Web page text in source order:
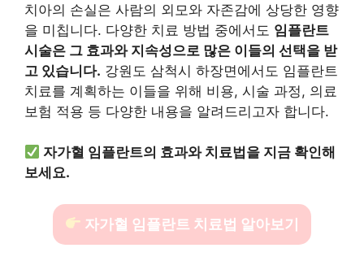
치아의 손실은 사람의 외모와 자존감에 상당한 영향
을 미칩니다. 다양한 치료 방법 중에서도 임플란트
시술은 그 효과와 지속성으로 많은 이들의 선택을 받
고 있습니다. 강원도 삼척시 하장면에서도 임플란트
치료를 계획하는 이들을 위해 비용, 시술 과정, 의료
보험 적용 등 다양한 내용을 알려드리고자 합니다.
자가혈 임플란트의 효과와 치료법을 지금 확인해
보세요.
자가혈 임플란트 치료법 알아보기